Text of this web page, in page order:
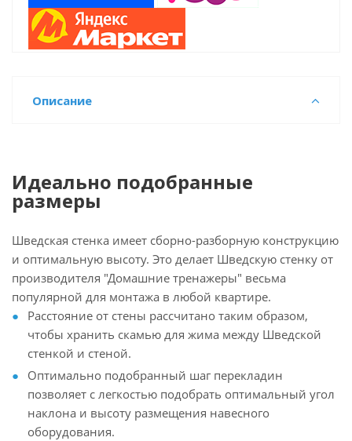
Описание
Идеально подобранные
размеры
Шведская стенка имеет сборно-разборную конструкцию
и оптимальную высоту. Это делает Шведскую стенку от
производителя "Домашние тренажеры" весьма
популярной для монтажа в любой квартире.
Расстояние от стены рассчитано таким образом,
чтобы хранить скамью для жима между Шведской
стенкой и стеной.
Оптимально подобранный шаг перекладин
позволяет с легкостью подобрать оптимальный угол
наклона и высоту размещения навесного
оборудования.